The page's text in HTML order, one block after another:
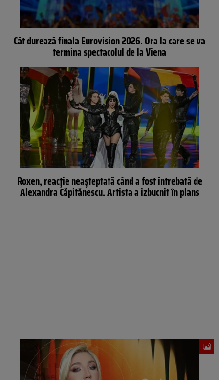
Cât durează finala Eurovision 2026. Ora la care se va
termina spectacolul de la Viena
Roxen, reacție neașteptată când a fost întrebată de
Alexandra Căpitănescu. Artista a izbucnit în plans